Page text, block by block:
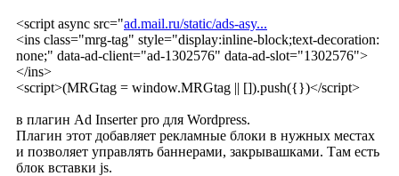
<script async src="ad.mail.ru/static/ads-asy...
<ins class="mrg-tag" style="display:inline-block;text-decoration:
none;" data-ad-client="ad-1302576" data-ad-slot="1302576">
</ins>
<script>(MRGtag = window.MRGtag || []).push({})</script>
в плагин Ad Inserter pro для Wordpress.
Плагин этот добавляет рекламные блоки в нужных местах
и позволяет управлять баннерами, закрывашками. Там есть
блок вставки js.